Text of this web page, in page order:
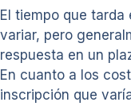
El tiempo que
variar, pero
respuesta en un
En cuanto a los
inscripción que